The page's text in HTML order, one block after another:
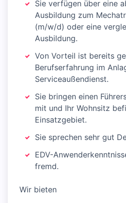
Sie verfügen über eine
Ausbildung zum
(m/w/d) oder eine
Ausbildung.
Von Vorteil ist bereits
Berufserfahrung im
Serviceaußendienst.
Sie bringen einen
mit und Ihr Wohnsitz
Einsatzgebiet.
Sie sprechen sehr gut
EDV-
fremd.
Wir bieten